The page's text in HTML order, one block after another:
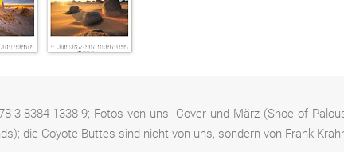
3-8384-1338-9; Fotos von uns: Cover und März (Shoe of
die Coyote Buttes sind nicht von uns, sondern von Frank